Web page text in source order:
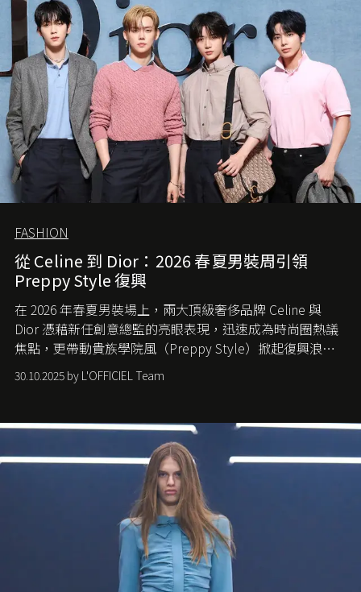
FASHION
從 Celine 到 Dior：2026 春夏男裝周引領
Preppy Style 復興
在 2026 年春夏男裝場上，兩大頂級奢侈品牌 Celine 與
Dior 憑藉新任創意總監的亮眼表現，迅速成為時尚圈熱議
焦點，更帶動貴族學院風（Preppy Style）掀起復興浪
潮，讓這股經典風格再度回到大眾視線。
30.10.2025 by L'OFFICIEL Team